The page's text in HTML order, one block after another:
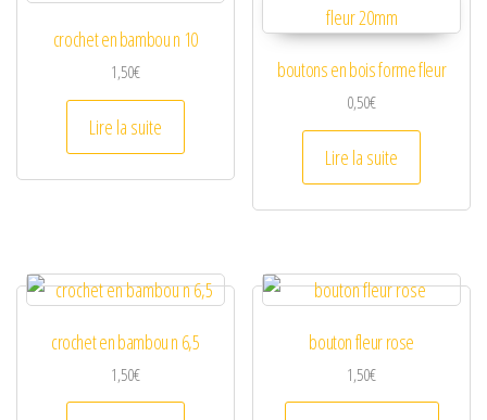
crochet en bambou n 10
1,50€
Lire la suite
boutons en bois forme fleur
0,50€
Lire la suite
crochet en bambou n 6,5
1,50€
bouton fleur rose
1,50€